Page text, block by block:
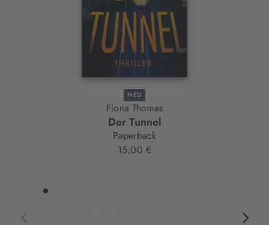
NEU
Fiona Thomas
Der Tunnel
Paperback
15,00 €